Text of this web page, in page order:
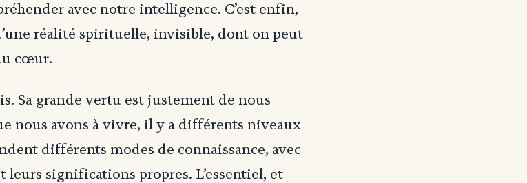
avec notre intelligence. C’est enfin,
réalité spirituelle, invisible, dont on peut
cœur.
Sa grande vertu est justement de nous
nous avons à vivre, il y a différents niveaux
différents modes de connaissance, avec
leurs significations propres. L’essentiel, et